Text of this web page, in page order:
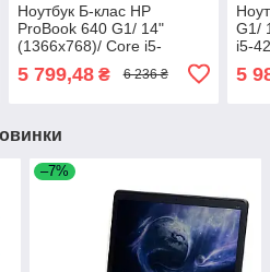
Ноутбук Б-клас HP
ProBook 640 G1/ 14"
(1366x768)/ Core i5-
4300M/ 8 GB RAM/ 128 GB
SSD/ HD Graphic 4600
5 799,48₴ 6 236 ₴
G1/
i5-
5
–7%